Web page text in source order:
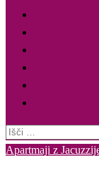
Išči:
Apartmaji z